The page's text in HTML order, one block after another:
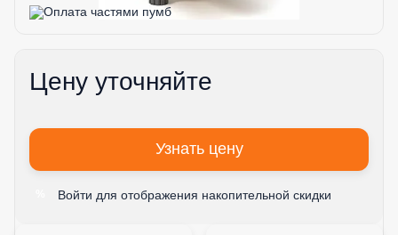
Цену уточняйте
Узнать цену
Войти для отображения накопительной скидки